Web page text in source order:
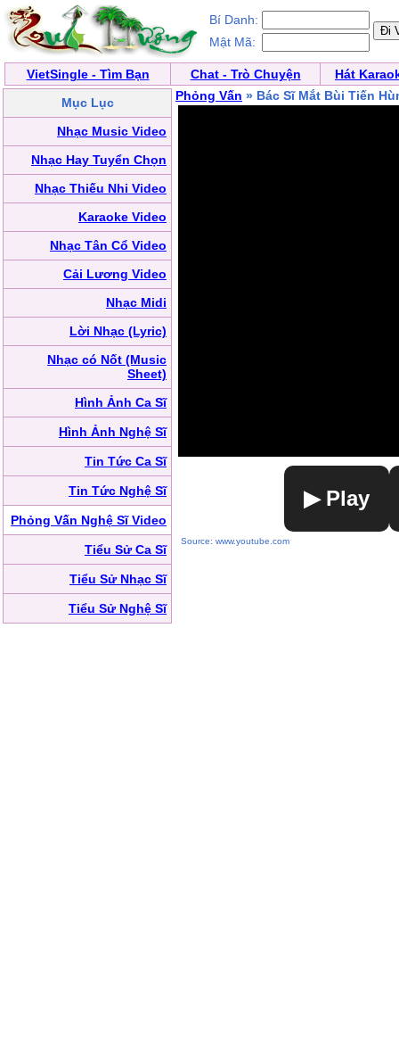
Bí Danh:
Mật Mã:
VietSingle - Tìm Bạn Chat - Trò Chuyện
Hát
Mục Lục
Nhạc Music Video
Nhạc Hay Tuyển Chọn
Nhạc Thiếu Nhi Video
Karaoke Video
Nhạc Tân Cổ Video
Cải Lương Video
Nhạc Midi
Lời Nhạc (Lyric)
Nhạc có Nốt (Music
Sheet)
Hình Ảnh Ca Sĩ
Hình Ảnh Nghệ Sĩ
Tin Tức Ca Sĩ
Tin Tức Nghệ Sĩ
Phỏng Vấn Nghệ Sĩ Video
Tiểu Sử Ca Sĩ
Tiểu Sử Nhạc Sĩ
Tiểu Sử Nghệ Sĩ
Phỏng Vấn » Bác Sĩ Mắt Bùi Tiến
▶ Play
Source: www.youtube.com